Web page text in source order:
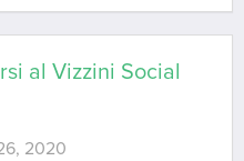
al Vizzini Social
2020